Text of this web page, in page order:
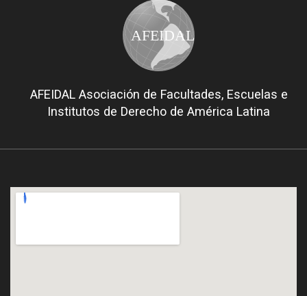
AFEIDAL
AFEIDAL Asociación de Facultades, Escuelas e
Institutos de Derecho de América Latina